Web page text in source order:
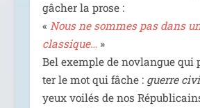
gâcher la prose :
« Nous ne sommes pas dans
clas­sique… »
Bel exemple de nov­langue qui
ter le mot qui fâche : guerre
yeux voi­lés de nos